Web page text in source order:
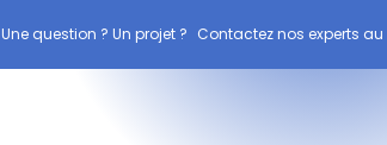
Une question ? Un projet ? Contactez nos experts au